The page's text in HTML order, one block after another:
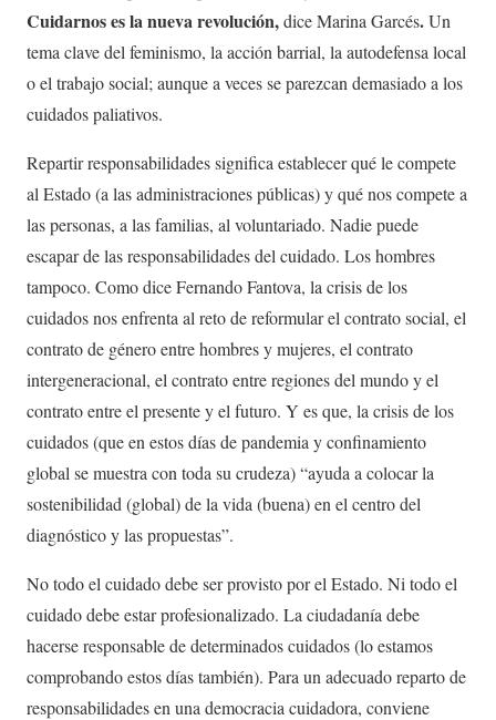
Cuidarnos es la nueva revolución,dice Marina Garcés.Un
tema clave del feminismo, la acción barrial, la autodefensa local
o el trabajo social; aunque a veces se parezcan demasiado a los
cuidados paliativos.
Repartir responsabilidades significa establecer qué le compete
al Estado (a las administraciones públicas) y qué nos compete a
las personas, a las familias, al voluntariado. Nadie puede
escapar de las responsabilidades del cuidado. Los hombres
tampoco. Como dice Fernando Fantova, la crisis de los
cuidados nos enfrenta al reto de reformular el contrato social, el
contrato de género entre hombres y mujeres, el contrato
intergeneracional, el contrato entre regiones del mundo y el
contrato entre el presente y el futuro. Y es que, la crisis de los
cuidados (que en estos días de pandemia y confinamiento
global se muestra con toda su crudeza) “ayuda a colocar la
sostenibilidad (global) de la vida (buena) en el centro del
diagnóstico y las propuestas”.
No todo el cuidado debe ser provisto por el Estado. Ni todo el
cuidado debe estar profesionalizado. La ciudadanía debe
hacerse responsable de determinados cuidados (lo estamos
comprobando estos días también). Para un adecuado reparto de
responsabilidades en una democracia cuidadora, conviene